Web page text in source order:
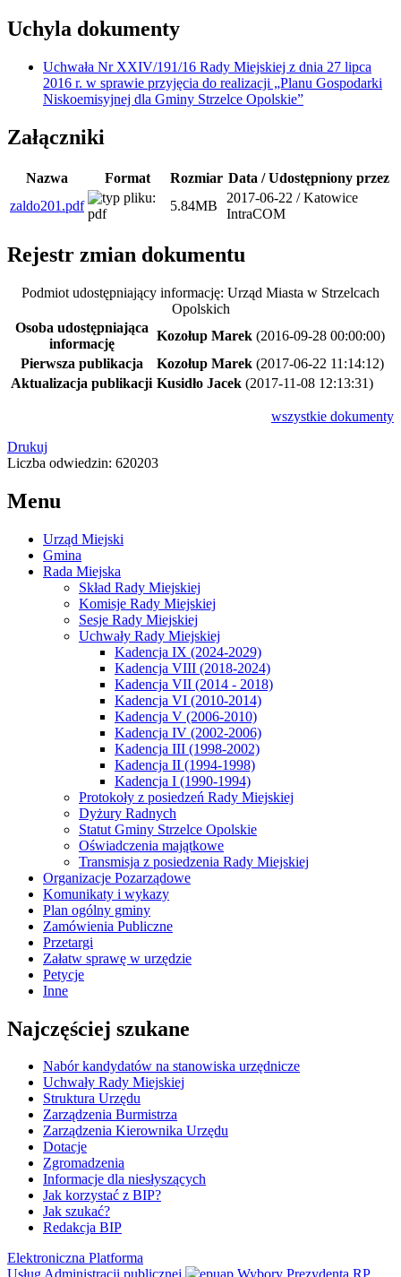
Uchyla dokumenty
Uchwała Nr XXIV/191/16 Rady Miejskiej z dnia 27 lipca
2016 r. w sprawie przyjęcia do realizacji „Planu Gospodarki
Niskoemisyjnej dla Gminy Strzelce Opolskie”
Załączniki
Nazwa Format Rozmiar Data / Udostępniony przez
zaldo201.pdf
5.84MB
2017-06-22 / Katowice
IntraCOM
Rejestr zmian dokumentu
Podmiot udostępniający informację: Urząd Miasta w Strzelcach
Opolskich
Osoba udostępniająca
informację
Kozołup Marek (2016-09-28 00:00:00)
Pierwsza publikacja
Kozołup Marek (2017-06-22 11:14:12)
Aktualizacja publikacji Kusidło Jacek (2017-11-08 12:13:31)
wszystkie dokumenty
Drukuj
Liczba odwiedzin: 620203
Menu
Urząd Miejski
Gmina
Rada Miejska
Skład Rady Miejskiej
Komisje Rady Miejskiej
Sesje Rady Miejskiej
Uchwały Rady Miejskiej
Kadencja IX (2024-2029)
Kadencja VIII (2018-2024)
Kadencja VII (2014 - 2018)
Kadencja VI (2010-2014)
Kadencja V (2006-2010)
Kadencja IV (2002-2006)
Kadencja III (1998-2002)
Kadencja II (1994-1998)
Kadencja I (1990-1994)
Protokoły z posiedzeń Rady Miejskiej
Dyżury Radnych
Statut Gminy Strzelce Opolskie
Oświadczenia majątkowe
Transmisja z posiedzenia Rady Miejskiej
Organizacje Pozarządowe
Komunikaty i wykazy
Plan ogólny gminy
Zamówienia Publiczne
Przetargi
Załatw sprawę w urzędzie
Petycje
Inne
Najczęściej szukane
Nabór kandydatów na stanowiska urzędnicze
Uchwały Rady Miejskiej
Struktura Urzędu
Zarządzenia Burmistrza
Zarządzenia Kierownika Urzędu
Dotacje
Zgromadzenia
Informacje dla niesłyszących
Jak korzystać z BIP?
Jak szukać?
Redakcja BIP
Elektroniczna Platforma